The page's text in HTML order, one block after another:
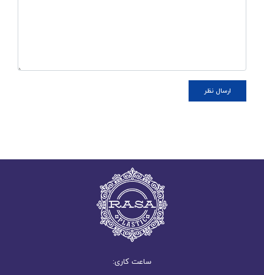
ساعت کاری: